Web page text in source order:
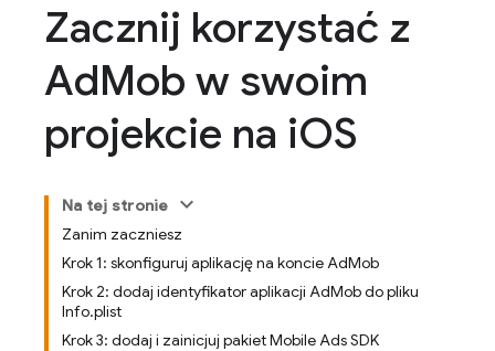
Zacznij korzystać z
AdMob w swoim
projekcie na iOS
Na tej stronie
Zanim zaczniesz
Krok 1: skonfiguruj aplikację na koncie AdMob
Krok 2: dodaj identyfikator aplikacji AdMob do pliku
Info.plist
Krok 3: dodaj i zainicjuj pakiet Mobile Ads SDK